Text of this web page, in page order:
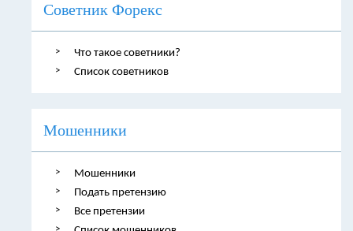
Советник Форекс
Что такое советники?
Список советников
Мошенники
Мошенники
Подать претензию
Все претензии